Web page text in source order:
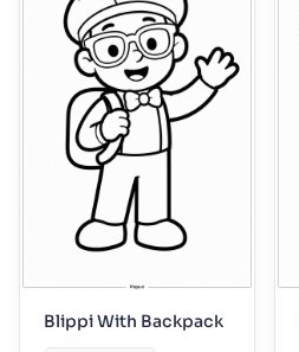
Blippi With Backpack